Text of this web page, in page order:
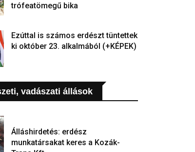
trófeatömegű bika
Ezúttal is számos erdészt tüntettek
ki október 23. alkalmából (+KÉPEK)
vadászati állások
Álláshirdetés: erdész
munkatársakat keres a Kozák-